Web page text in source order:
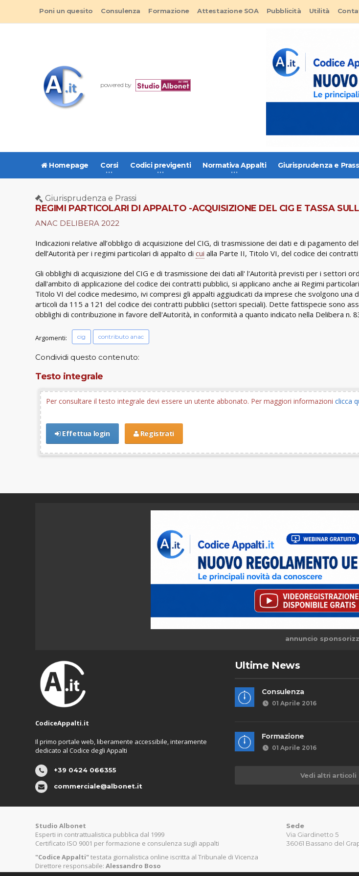
Poni un quesito Consulenza Formazione Attestazione SOA Pubblicità Utilità
powered by
Homepage Corsi Codici previgenti Normativa Appalti Giurisprudenza e
Giurisprudenza e Prassi
REGIMI PARTICOLARI DI APPALTO -ACQUISIZIONE DEL CIG E TASSA
ANAC DELIBERA 2022
Indicazioni relative all’obbligo di acquisizione del CIG, di trasmissione dei dati e di pagamento
dell’Autorità per i regimi particolari di appalto di cui alla Parte II, Titolo VI, del codice dei contratti
Gli obblighi di acquisizione del CIG e di trasmissione dei dati all' l'Autorità previsti per i settori
dall'ambito di applicazione del codice dei contratti pubblici, si applicano anche ai Regimi
Titolo VI del codice medesimo, ivi compresi gli appalti aggiudicati da imprese che svolgono una
articoli da 115 a 121 del codice dei contratti pubblici (settori speciali). Dette fattispecie sono
obblighi di contribuzione in favore dell'Autorità, in conformità a quanto indicato nella Delibera n.
Argomenti: cig contributo anac
Condividi questo contenuto:
Testo integrale
Per consultare il testo integrale devi essere un utente abbonato. Per maggiori informazioni clicca
Effettua login Registrati
annuncio
CodiceAppalti.it
Il primo portale web, liberamente accessibile, interamente
dedicato al Codice degli Appalti
+39 0424 066355
commerciale@albonet.it
Ultime News
Consulenza
01 Aprile 2016
Formazione
01 Aprile 2016
Vedi altri articoli
Studio Albonet
Esperti in contrattualistica pubblica dal 1999
Certificato ISO 9001 per formazione e consulenza sugli appalti
"Codice Appalti"testata giornalistica online iscritta al Tribunale di Vicenza
Direttore responsabile: Alessandro Boso
Sede
Via Giardinetto 5
36061 Bassano del